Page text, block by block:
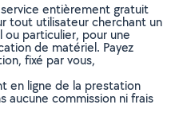
entièrement gratuit
tout utilisateur cherchant un
ou particulier, pour une
de matériel. Payez
fixé par vous,
en ligne de la prestation
aucune commission ni frais